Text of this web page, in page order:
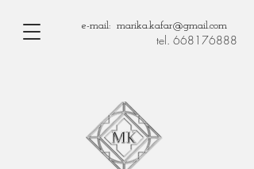
e-mail: marika.kafar@gmail.com
tel. 668176888